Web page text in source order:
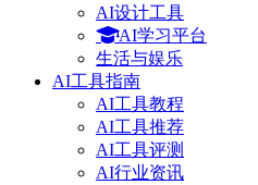
AI设计工具
AI学习平台
生活与娱乐
AI工具指南
AI工具教程
AI工具推荐
AI工具评测
AI行业资讯